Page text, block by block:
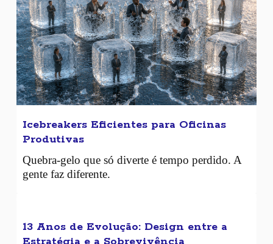
Icebreakers Eficientes para Oficinas
Produtivas
Quebra-gelo que só diverte é tempo perdido. A
gente faz diferente.
13 Anos de Evolução: Design entre a